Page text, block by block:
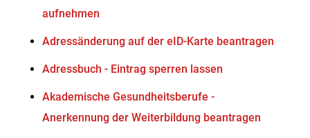
aufnehmen
Adressänderung auf der eID-Karte beantragen
Adressbuch - Eintrag sperren lassen
Akademische Gesundheitsberufe -
Anerkennung der Weiterbildung beantragen